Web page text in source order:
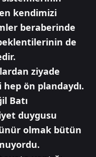
kendimizi
beraberinde
de
ziyade
ön plandaydı.
Batı
duygusu
olmak bütün